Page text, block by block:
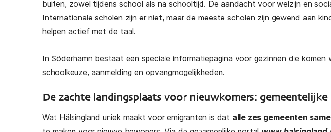
buiten, zowel tijdens school als na schooltijd. De aandacht voor welzijn en
Internationale scholen zijn er niet, maar de meeste scholen zijn gewend aan
helpen actief met de taal.
In Söderhamn bestaat een speciale informatiepagina voor gezinnen die komen
schoolkeuze, aanmelding en opvangmogelijkheden.
De zachte landingsplaats voor nieuwkomers:
Wat Hälsingland uniek maakt voor emigranten is dat alle zes gemeenten